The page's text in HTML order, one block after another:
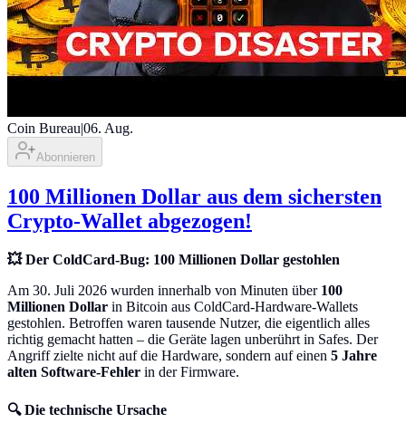
Coin Bureau|06. Aug.
Abonnieren
100 Millionen Dollar aus dem sichersten
Crypto-Wallet abgezogen!
💥 Der ColdCard-Bug: 100 Millionen Dollar gestohlen
Am 30. Juli 2026 wurden innerhalb von Minuten über 100
Millionen Dollar in Bitcoin aus ColdCard-Hardware-Wallets
gestohlen. Betroffen waren tausende Nutzer, die eigentlich alles
richtig gemacht hatten – die Geräte lagen unberührt in Safes. Der
Angriff zielte nicht auf die Hardware, sondern auf einen 5 Jahre
alten Software-Fehler in der Firmware.
🔍 Die technische Ursache